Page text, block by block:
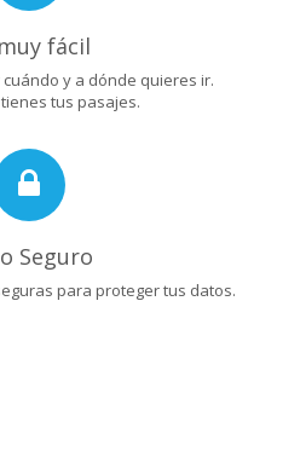
fácil
y a dónde quieres ir.
tus pasajes.
Seguro
para proteger tus datos.